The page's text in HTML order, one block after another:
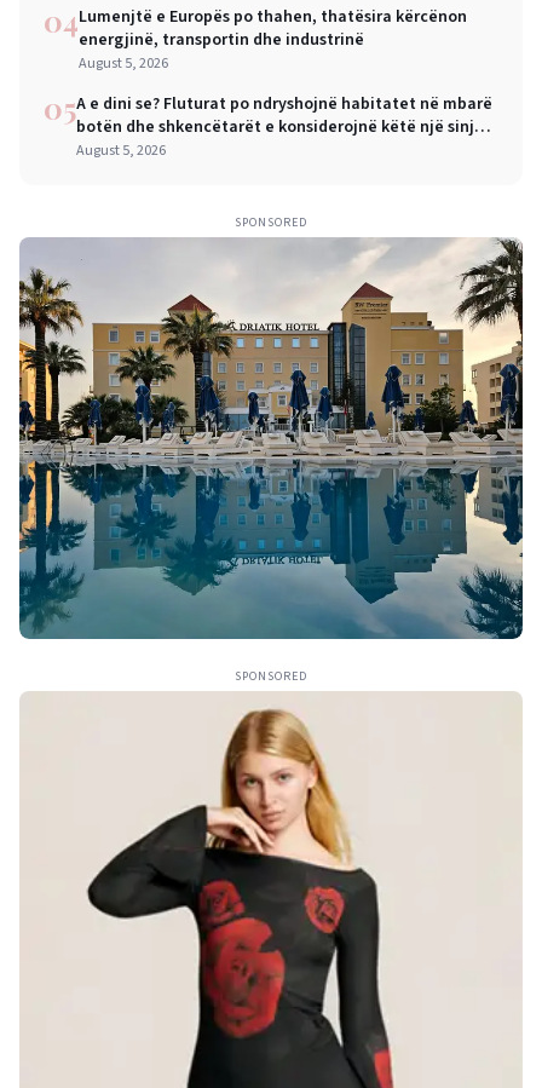
04Lumenjtë e Europës po thahen, thatësira kërcënon
energjinë, transportin dhe industrinë
August 5, 2026
05A e dini se? Fluturat po ndryshojnë habitatet në mbarë
botën dhe shkencëtarët e konsiderojnë këtë një sinjal
alarmi
August 5, 2026
SPONSORED
SPONSORED